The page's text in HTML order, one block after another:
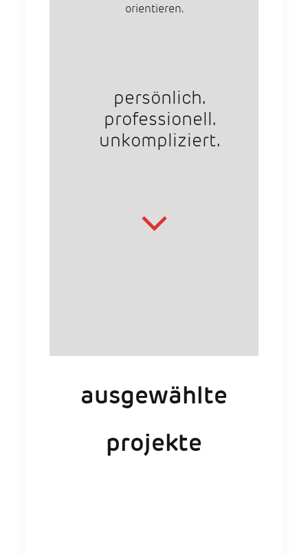
orientieren.
persönlich.
professionell.
unkompliziert.
ausgewählte
projekte